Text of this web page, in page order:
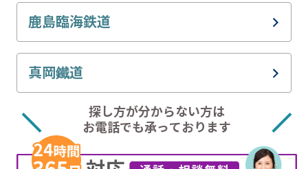
JR水戸線
関東鉄道常総線
関東鉄道竜ヶ崎線
鹿島臨海鉄道
鹿島臨海鉄道大洗鹿島線
真岡鐵道
真岡鐵道真岡線探し方が分からない方は
お電話でも承っております